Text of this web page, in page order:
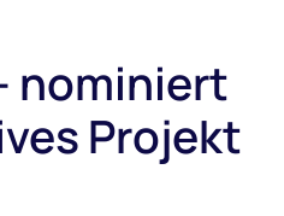
nominiert
Projekt